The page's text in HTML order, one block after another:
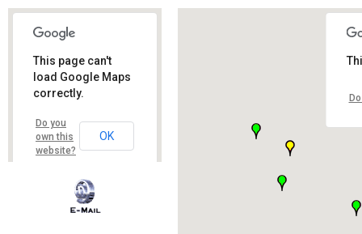
This page can't
load Google Maps
correctly.
Do you
own this
website?
OK